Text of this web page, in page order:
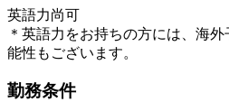
英語力尚可
＊英語力をお持ちの方には、海
能性もございます。
勤務条件